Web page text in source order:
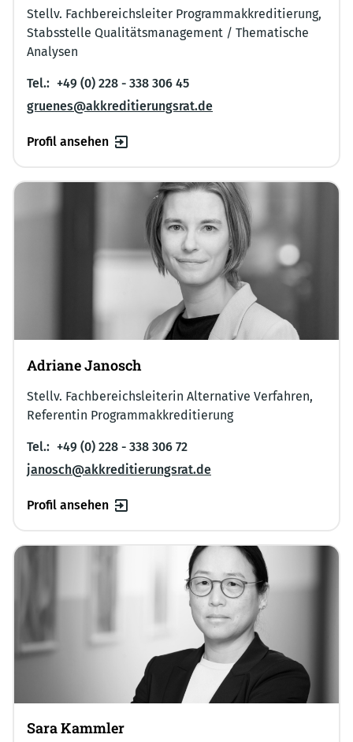
Stellv. Fachbereichsleiter Programmakkreditierung,
Stabsstelle Qualitätsmanagement / Thematische
Analysen
Tel.: +49 (0) 228 - 338 306 45
gruenes@akkreditierungsrat.de
Profil ansehen
Adriane Janosch
Stellv. Fachbereichsleiterin Alternative Verfahren,
Referentin Programmakkreditierung
Tel.: +49 (0) 228 - 338 306 72
janosch@akkreditierungsrat.de
Profil ansehen
Sara Kammler